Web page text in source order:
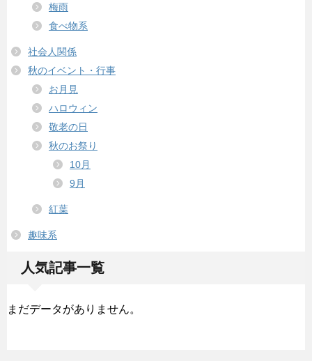
梅雨
食べ物系
社会人関係
秋のイベント・行事
お月見
ハロウィン
敬老の日
秋のお祭り
10月
9月
紅葉
趣味系
人気記事一覧
まだデータがありません。